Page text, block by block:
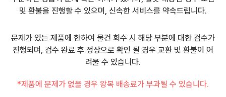
및 환불을 진행할 수 있으며, 신속한 서비스를 약속드립니다.
문제가 있는 제품에 한하여 물건 회수 시 해당 부분에 대한 검수가
진행되며, 검수 완료 후 정상으로 확인 될 경우 교환 및 환불이 어
려울 수 있습니다.
*제품에 문제가 없을 경우 왕복 배송료가 부과될 수 있습니다.